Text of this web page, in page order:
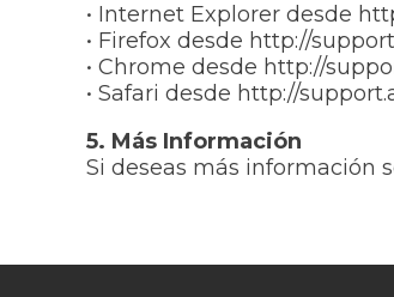
• Internet Explorer desde
• Firefox desde http://
• Chrome desde http://
• Safari desde http://
5. Más Información
Si deseas más información